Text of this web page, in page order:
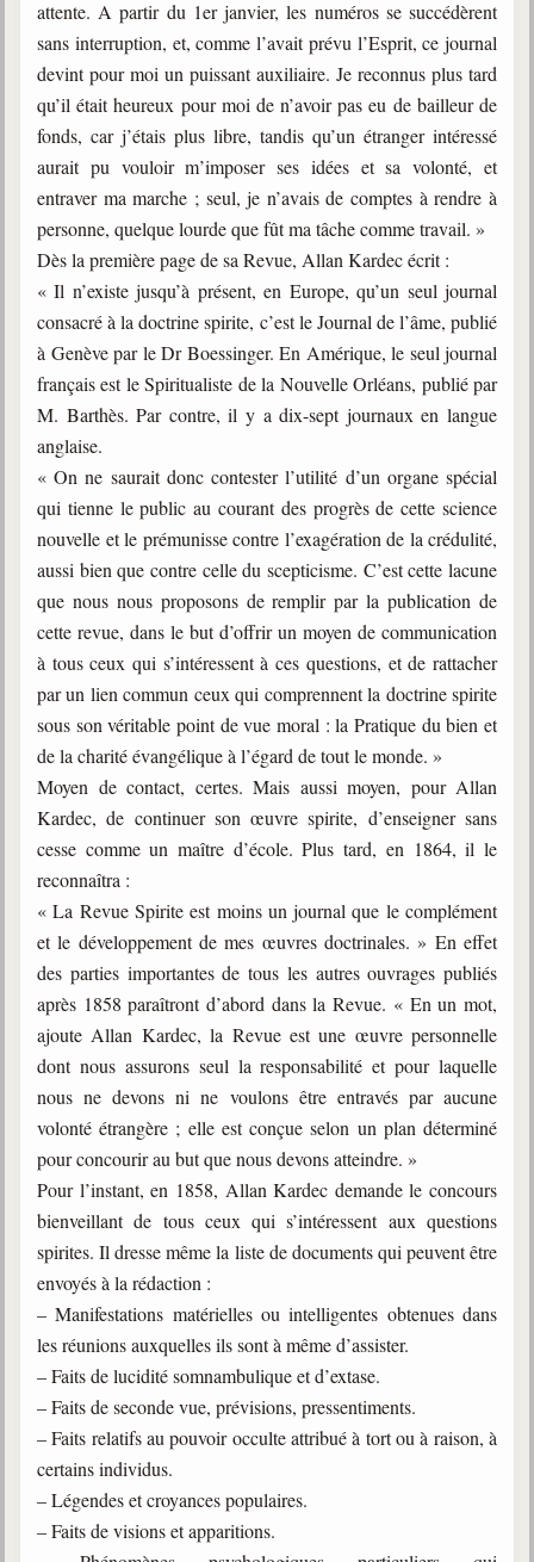
attente. A partir du 1er janvier, les numéros se succédèrent
sans interruption, et, comme l’avait prévu l’Esprit, ce journal
devint pour moi un puissant auxiliaire. Je reconnus plus tard
qu’il était heureux pour moi de n’avoir pas eu de bailleur de
fonds, car j’étais plus libre, tandis qu’un étranger intéressé
aurait pu vouloir m’imposer ses idées et sa volonté, et
entraver ma marche ; seul, je n’avais de comptes à rendre à
personne, quelque lourde que fût ma tâche comme travail. »
Dès la première page de sa Revue, Allan Kardec écrit :
« Il n’existe jusqu’à présent, en Europe, qu’un seul journal
consacré à la doctrine spirite, c’est le Journal de l’âme, publié
à Genève par le Dr Boessinger. En Amérique, le seul journal
français est le Spiritualiste de la Nouvelle Orléans, publié par
M. Barthès. Par contre, il y a dix-sept journaux en langue
anglaise.
« On ne saurait donc contester l’utilité d’un organe spécial
qui tienne le public au courant des progrès de cette science
nouvelle et le prémunisse contre l’exagération de la crédulité,
aussi bien que contre celle du scepticisme. C’est cette lacune
que nous nous proposons de remplir par la publication de
cette revue, dans le but d’offrir un moyen de communication
à tous ceux qui s’intéressent à ces questions, et de rattacher
par un lien commun ceux qui comprennent la doctrine spirite
sous son véritable point de vue moral : la Pratique du bien et
de la charité évangélique à l’égard de tout le monde. »
Moyen de contact, certes. Mais aussi moyen, pour Allan
Kardec, de continuer son œuvre spirite, d’enseigner sans
cesse comme un maître d’école. Plus tard, en 1864, il le
reconnaîtra :
« La Revue Spirite est moins un journal que le complément
et le développement de mes œuvres doctrinales. » En effet
des parties importantes de tous les autres ouvrages publiés
après 1858 paraîtront d’abord dans la Revue. « En un mot,
ajoute Allan Kardec, la Revue est une œuvre personnelle
dont nous assurons seul la responsabilité et pour laquelle
nous ne devons ni ne voulons être entravés par aucune
volonté étrangère ; elle est conçue selon un plan déterminé
pour concourir au but que nous devons atteindre. »
Pour l’instant, en 1858, Allan Kardec demande le concours
bienveillant de tous ceux qui s’intéressent aux questions
spirites. Il dresse même la liste de documents qui peuvent être
envoyés à la rédaction :
– Manifestations matérielles ou intelligentes obtenues dans
les réunions auxquelles ils sont à même d’assister.
– Faits de lucidité somnambulique et d’extase.
– Faits de seconde vue, prévisions, pressentiments.
– Faits relatifs au pouvoir occulte attribué à tort ou à raison, à
certains individus.
– Légendes et croyances populaires.
– Faits de visions et apparitions.